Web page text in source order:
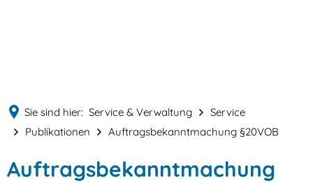
Sie sind hier: Service & Verwaltung
Service
Publikationen
Auftragsbekanntmachung §20VOB
Auftragsbekanntmachung
Auftragsbekanntmachung